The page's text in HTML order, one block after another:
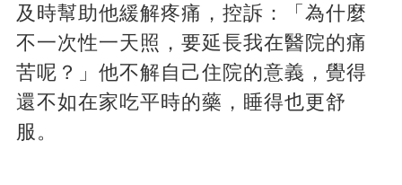
及時幫助他緩解疼痛，控訴：「為什麼
不一次性一天照，要延長我在醫院的痛
苦呢？」他不解自己住院的意義，覺得
還不如在家吃平時的藥，睡得也更舒
服。